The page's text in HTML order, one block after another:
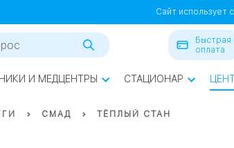
08
Проспект Мира
Сайт использует
Быстрая
оплата
И МЕДЦЕНТРЫ СТАЦИОНАР
СМАД ТЁПЛЫЙ СТАН